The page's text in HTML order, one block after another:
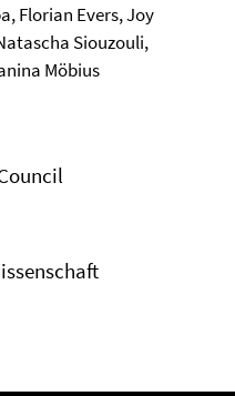
Florian Evers, Joy
Siouzouli,
Möbius